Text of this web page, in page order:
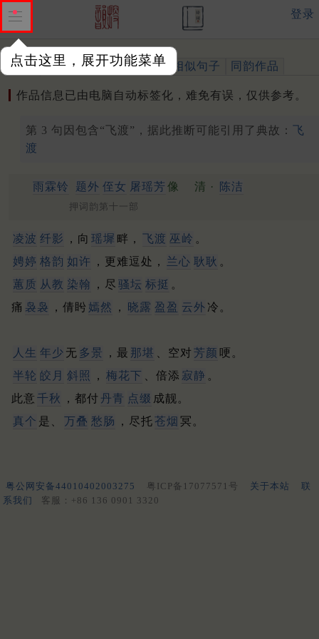
点击这里，展开功能菜单
登录
作品 标注四声 出处、引用 相似句子 同韵作品
作品信息已由电脑自动标签化，难免有误，仅供参考。
第 3 句因包含“飞渡”，据此推断可能引用了典故： 飞
渡
雨霖铃 题外 侄女 屠瑶芳 像 清 · 陈洁
押词韵第十一部
凌波 纤影 ，向 瑶墀 畔， 飞渡 巫岭 。
娉婷 格韵 如许 ，更难逗处， 兰心 耿耿 。
蕙质 从教 染翰 ，尽 骚坛 标挺 。
痛 袅袅 ，倩盻 嫣然 ， 晓露 盈盈 云外 冷。
人生 年少 无 多景 ，最 那堪 、空对 芳颜 哽。
半轮 皎月 斜照 ， 梅花下 、倍添 寂静 。
此意 千秋 ，都付 丹青 点缀 成靓。
真个 是、 万叠 愁肠 ，尽托苍烟 冥。
粤公网安备44010402003275 粤ICP备17077571号 关于本站
联
系我们
客服：+86 136 0901 3320